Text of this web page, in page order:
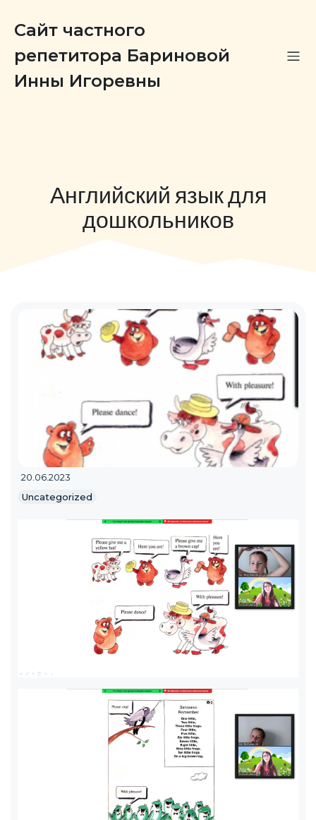
Сайт частного
репетитора Бариновой
Инны Игоревны
Английский язык для
дошкольников
20.06.2023
Uncategorized